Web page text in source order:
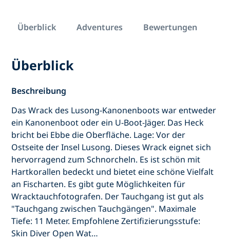
Überblick Adventures Bewertungen
Überblick
Beschreibung
Das Wrack des Lusong-Kanonenboots war entweder
ein Kanonenboot oder ein U-Boot-Jäger. Das Heck
bricht bei Ebbe die Oberfläche. Lage: Vor der
Ostseite der Insel Lusong. Dieses Wrack eignet sich
hervorragend zum Schnorcheln. Es ist schön mit
Hartkorallen bedeckt und bietet eine schöne Vielfalt
an Fischarten. Es gibt gute Möglichkeiten für
Wracktauchfotografen. Der Tauchgang ist gut als
"Tauchgang zwischen Tauchgängen". Maximale
Tiefe: 11 Meter. Empfohlene Zertifizierungsstufe:
Skin Diver Open Wat…